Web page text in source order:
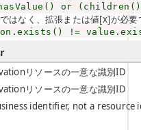
or
はなく、拡張または値[x]が
!=
リソースの一意な識別ID
リソースの一意な識別ID
identifier, not a resource